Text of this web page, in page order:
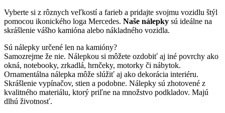
Vyberte si z rôznych veľkostí a farieb a pridajte svojmu vozidlu štýl
pomocou ikonického loga Mercedes. Naše nálepky sú ideálne na
skrášlenie vášho kamióna alebo nákladného vozidla.
Sú nálepky určené len na kamióny?
Samozrejme že nie. Nálepkou si môžete ozdobiť aj iné povrchy ako
okná, notebooky, zrkadlá, hrnčeky, motorky či nábytok.
Ornamentálna nálepka môže slúžiť aj ako dekorácia interiéru.
Skrášlenie vypínačov, stien a podobne. Nálepky sú zhotovené z
kvalitného materiálu, ktorý priľne na množstvo podkladov. Majú
dlhú životnosť.